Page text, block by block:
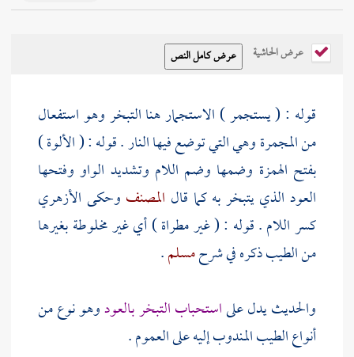
عرض الحاشية
قوله : ( يستجمر ) الاستجمار هنا التبخر وهو استفعال
من المجمرة وهي التي توضع فيها النار . قوله : ( الألوة )
بفتح الهمزة وضمها وضم اللام وتشديد الواو وفتحها
العود الذي يتبخر به كما قال المصنف وحكى الأزهري
كسر اللام . قوله : ( غير مطراة ) أي غير مخلوطة بغيرها
من الطيب ذكره في شرحمسلم.
والحديث يدل علىاستحباب التبخر بالعودوهو نوع من
أنواع الطيب المندوب إليه على العموم .